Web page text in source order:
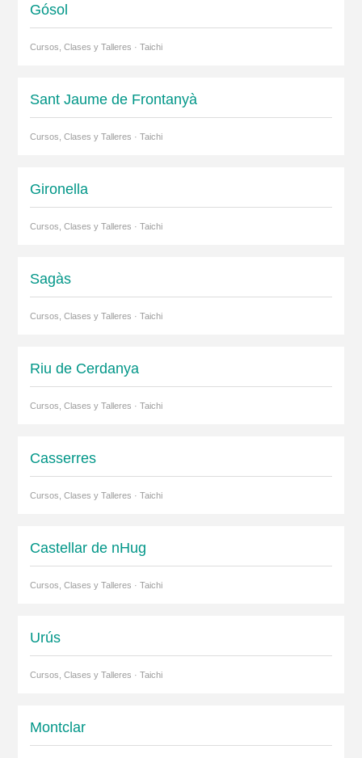
Gósol
Cursos, Clases y Talleres · Taichi
Sant Jaume de Frontanyà
Cursos, Clases y Talleres · Taichi
Gironella
Cursos, Clases y Talleres · Taichi
Sagàs
Cursos, Clases y Talleres · Taichi
Riu de Cerdanya
Cursos, Clases y Talleres · Taichi
Casserres
Cursos, Clases y Talleres · Taichi
Castellar de nHug
Cursos, Clases y Talleres · Taichi
Urús
Cursos, Clases y Talleres · Taichi
Montclar